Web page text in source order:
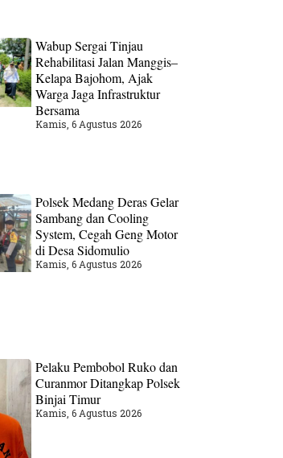
Wabup Sergai Tinjau
Rehabilitasi Jalan Manggis–
Kelapa Bajohom, Ajak
Warga Jaga Infrastruktur
Bersama
Kamis, 6 Agustus 2026
Polsek Medang Deras Gelar
Sambang dan Cooling
System, Cegah Geng Motor
di Desa Sidomulio
Kamis, 6 Agustus 2026
Pelaku Pembobol Ruko dan
Curanmor Ditangkap Polsek
Binjai Timur
Kamis, 6 Agustus 2026